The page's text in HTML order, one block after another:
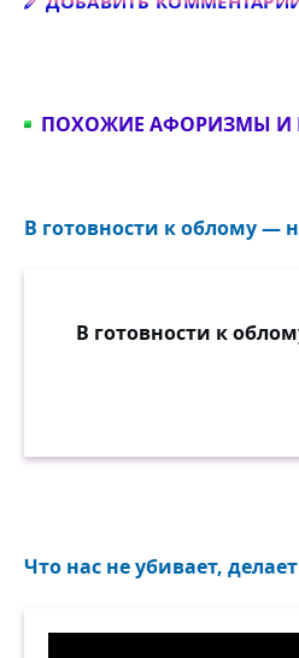
ПОХОЖИЕ АФОРИЗМЫ И
В готовности к облому —
В готовности к
Что нас не убивает,